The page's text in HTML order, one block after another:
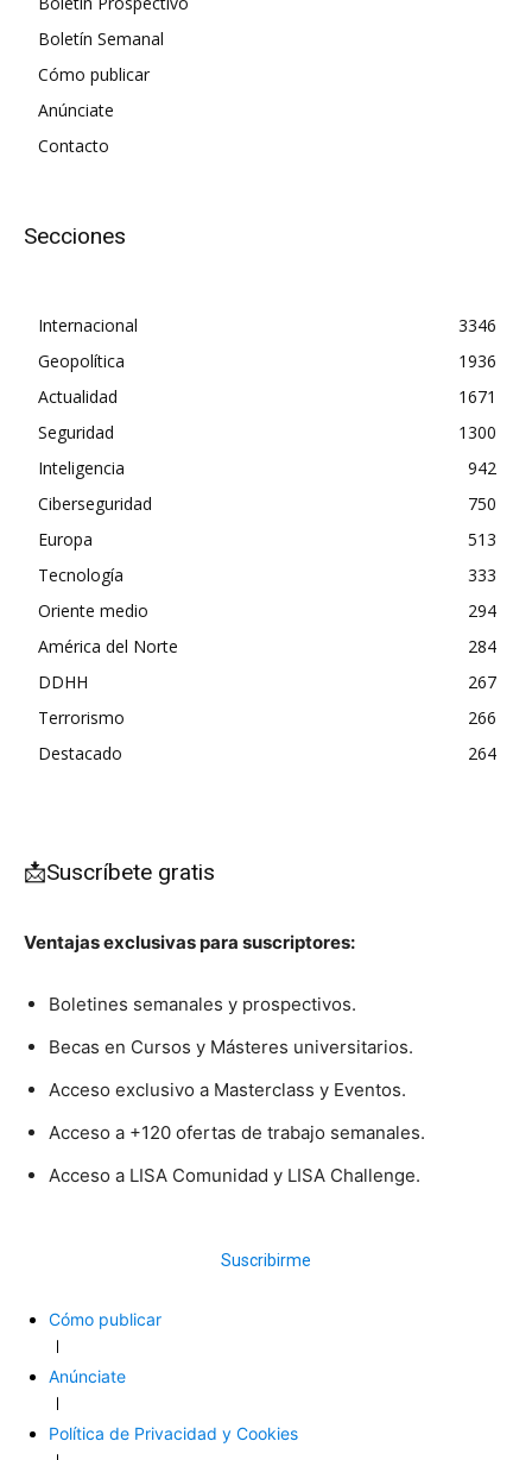
Boletín Semanal
Cómo publicar
Anúnciate
Contacto
Secciones
Internacional
3346
Geopolítica
1936
Actualidad
1671
Seguridad
1300
Inteligencia
942
Ciberseguridad
750
Europa
513
Tecnología
333
Oriente medio
294
América del Norte
284
DDHH
267
Terrorismo
266
Destacado
264
📩Suscríbete gratis
Ventajas exclusivas para suscriptores:
Boletines semanales y prospectivos.
Becas en Cursos y Másteres universitarios.
Acceso exclusivo a Masterclass y Eventos.
Acceso a +120 ofertas de trabajo semanales.
Acceso a LISA Comunidad y LISA Challenge.
Suscribirme
Cómo publicar
Anúnciate
Política de Privacidad y Cookies